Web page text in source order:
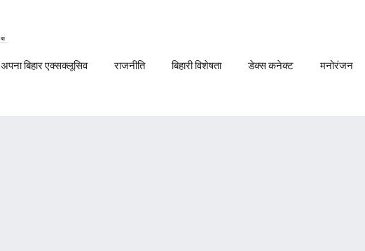
अपना बिहार एक्सक्लूसिव राजनीति बिहारी विशेषता डेक्स कनेक्ट मनोरंजन